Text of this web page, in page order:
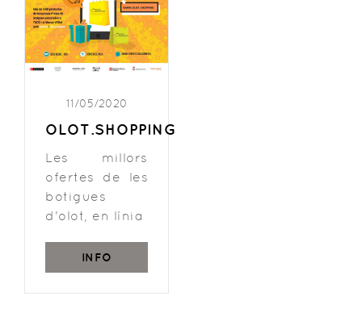
11/05/2020
OLOT.SHOPPING
Les millors
ofertes de les
botigues
d'olot, en línia
INFO